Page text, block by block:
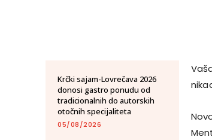
Krčki sajam-Lovrečava 2026
donosi gastro ponudu od
tradicionalnih do autorskih
otočnih specijaliteta
05/08/2026